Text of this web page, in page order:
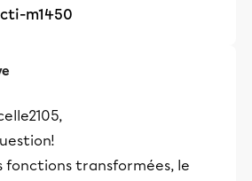
m1450
fonctions transformées, le